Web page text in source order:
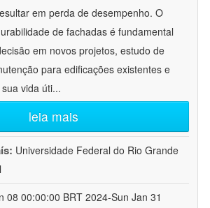
em perda de desempenho. O
de fachadas é fundamental
em novos projetos, estudo de
para edificações existentes e
vida úti...
leia mais
Universidade Federal do Rio Grande
08 00:00:00 BRT 2024-Sun Jan 31